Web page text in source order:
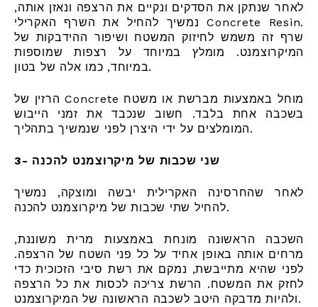
לאחר שנתקן את הסדקים ונקיים את הרצפה ונאזן אותה,
נמשיך להחיל את השרף האקרילי Concrete Resin.
שרף זה משמש לחיזוק המשטח ושיפור ההידבקות של
המיקרוצמנט. מומלץ במיוחד על רצפות שמוספות
במיוחד, כמו אלה של בטון.
הרזין של Concrete מוחל באמצעות מברשת או משטח
בשכבה אחת בלבד. חשוב שנכבד את זמני הייבוש
המומלצים על ידי היצרן לפני שנמשיך בתהליך.
3- שני שכבות של מיקרוצמנט להכנה
לאחר שהחרסינה האקרילית יבשה ומוצקה, נמשיך
להחיל שתי שכבות של מיקרוצמנט להכנה.
השכבה הראשונה מונחת באמצעות מרית משוננת,
מרחים אותה באופן אחיד על כל פני השטח של הרצפה.
לפני שהיא מתייבשת, נמקם את רשת סיבי הזכוכית כדי
לחזק את המשטח. הרשת צריכה לכסות את כל הרצפה
ולהיות מדבקה היטב לשכבה הראשונה של המיקרוצמנט.